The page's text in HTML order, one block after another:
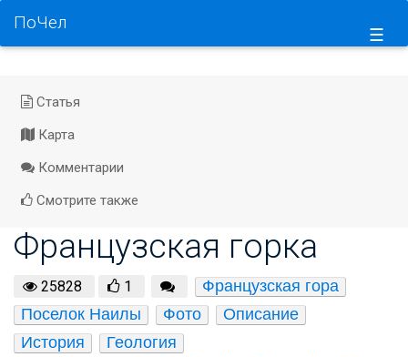
☰
ПоЧел
Статья
Карта
Комментарии
Смотрите также
Французская горка
25828 1
Французская гора
Поселок Наилы
Фото
Описание
История
Геология